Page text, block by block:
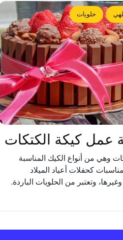
حلويات
عمل كيكة الكتكات
وهي من أنواع الكيك المناسبة
كحفلات أعياد الميلاد
وتعتبر من الحلويات الباردة.